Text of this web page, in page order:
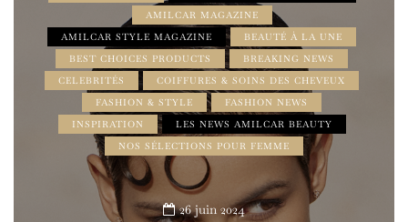
AMILCAR MAGAZINE
AMILCAR STYLE MAGAZINE
BEAUTÉ À LA UNE
BEST CHOICES PRODUCTS
BREAKING NEWS
CELEBRITÉS
COIFFURES & SOINS DES CHEVEUX
FASHION & STYLE
FASHION NEWS
INSPIRATION
LES NEWS AMILCAR BEAUTY
NOS SÉLECTIONS POUR FEMME
26 juin 2024